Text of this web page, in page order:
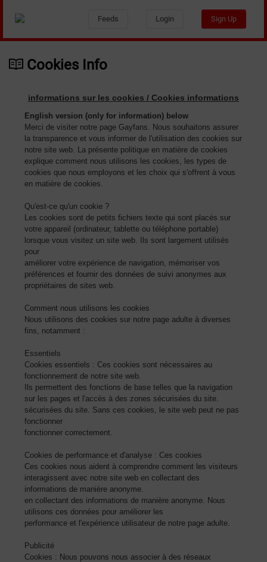
Feeds Login Sign Up
Cookies Info
informations sur les cookies / Cookies informations
English version (only for information) below
Merci de visiter notre page Gayfans. Nous souhaitons assurer
la transparence et vous informer de l'utilisation des cookies sur
notre site web. La présente politique en matière de cookies
explique comment nous utilisons les cookies, les types de
cookies que nous employons et les choix qui s'offrent à vous
en matière de cookies.
Qu'est-ce qu'un cookie ?
Les cookies sont de petits fichiers texte qui sont placés sur
votre appareil (ordinateur, tablette ou téléphone portable)
lorsque vous visitez un site web. Ils sont largement utilisés
pour
améliorer votre expérience de navigation, mémoriser vos
préférences et fournir des données de suivi anonymes aux
propriétaires de sites web.
Comment nous utilisons les cookies
Nous utilisons des cookies sur notre page adulte à diverses
fins, notamment :
Essentiels
Cookies essentiels : Ces cookies sont nécessaires au
fonctionnement de notre site web.
Ils permettent des fonctions de base telles que la navigation
sur les pages et l'accès à des zones sécurisées du site.
sécurisées du site. Sans ces cookies, le site web peut ne pas
fonctionner
fonctionner correctement.
Cookies de performance et d'analyse : Ces cookies
Ces cookies nous aident à comprendre comment les visiteurs
interagissent avec notre site web en collectant des
informations de manière anonyme.
en collectant des informations de manière anonyme. Nous
utilisons ces données pour améliorer les
performance et l'expérience utilisateur de notre page adulte.
Publicité
Cookies : Nous pouvons nous associer à des réseaux